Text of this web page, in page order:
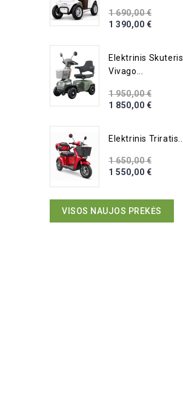
1 690,00 €
1 390,00 €
Elektrinis Skuteris
Vivago...
1 950,00 €
1 850,00 €
Elektrinis Triratis...
1 650,00 €
1 550,00 €
VISOS NAUJOS PREKĖS